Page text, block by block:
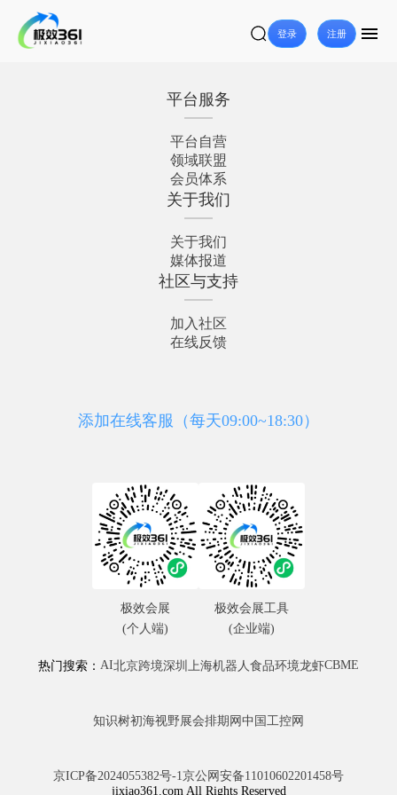
登录 注册
平台服务
平台自营
领域联盟
会员体系
关于我们
关于我们
媒体报道
社区与支持
加入社区
在线反馈
添加在线客服（每天09:00~18:30）
热门搜索： AI北京跨境深圳 上海机器人食品环境龙虾CBME
知识树初海视野展会排期网 中国工控网
京ICP备2024055382号-1京公网安备11010602201458号
jixiao361.com All Rights Reserved
极效会展
(个人端)
极效会展工具
(企业端)